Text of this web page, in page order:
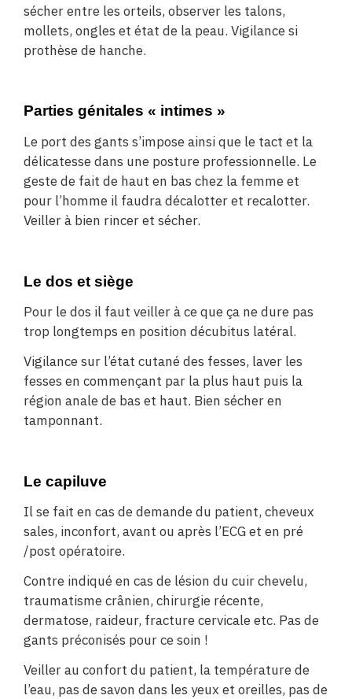
sécher entre les orteils, observer les talons,
mollets, ongles et état de la peau. Vigilance si
prothèse de hanche.
Parties génitales « intimes »
Le port des gants s’impose ainsi que le tact et la
délicatesse dans une posture professionnelle. Le
geste de fait de haut en bas chez la femme et
pour l’homme il faudra décalotter et recalotter.
Veiller à bien rincer et sécher.
Le dos et siège
Pour le dos il faut veiller à ce que ça ne dure pas
trop longtemps en position décubitus latéral.
Vigilance sur l’état cutané des fesses, laver les
fesses en commençant par la plus haut puis la
région anale de bas et haut. Bien sécher en
tamponnant.
Le capiluve
Il se fait en cas de demande du patient, cheveux
sales, inconfort, avant ou après l’ECG et en pré
/post opératoire.
Contre indiqué en cas de lésion du cuir chevelu,
traumatisme crânien, chirurgie récente,
dermatose, raideur, fracture cervicale etc. Pas de
gants préconisés pour ce soin !
Veiller au confort du patient, la température de
l’eau, pas de savon dans les yeux et oreilles, pas de